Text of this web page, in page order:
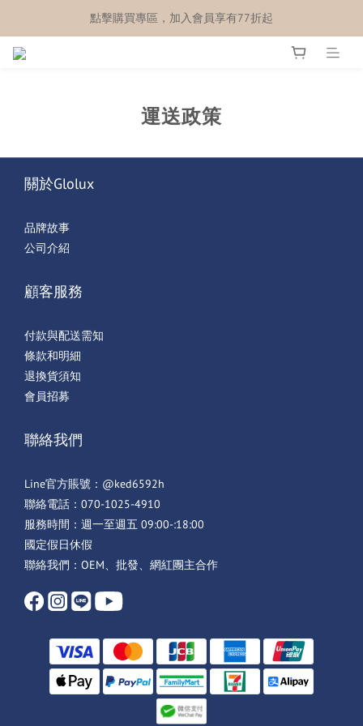
點擊購買專區，加入會員享有77折起
運送政策
關於Glolux
品牌故事
公司介紹
顧客服務
付款與配送需知
條款和明細
退換貨須知
會員招募
聯絡我們
Line官方賬號：@ked6592h
聯絡電話：070-1025-4910
服務時間：週一至週五 09:00-:18:00
國定假日休假
聯絡我們：OEM、批發、網紅團主合作